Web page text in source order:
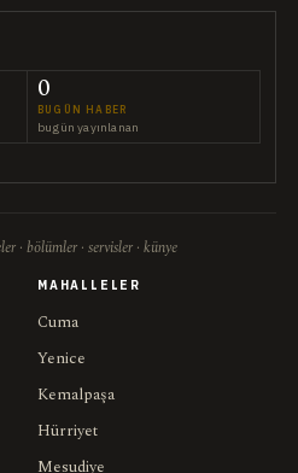
0
BUGÜN HABER
bugün yayınlanan
· bölümler · servisler · künye
MAHALLELER
Cuma
Yenice
Kemalpaşa
Hürriyet
Mesudiye